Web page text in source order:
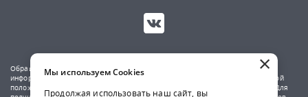
Обращаем ваше внимание на то, что данный сайт носит исключительно
информационный характер и не является публичной офертой, определяемой
положениями Статьи 437(2) Гражданского кодекса Российской Федерации. Для
×
Мы используем Cookies
Продолжая использовать наш сайт, вы